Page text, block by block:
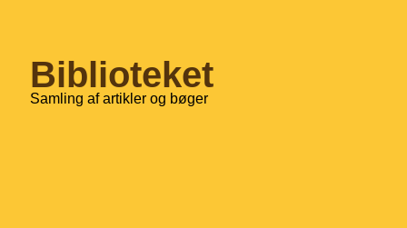
Biblioteket
Samling af artikler og bøger